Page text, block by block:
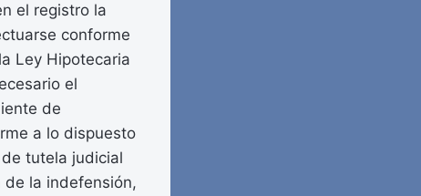
el registro la
conforme
Ley Hipotecaria
el
de
a lo dispuesto
tutela judicial
de la indefensión,